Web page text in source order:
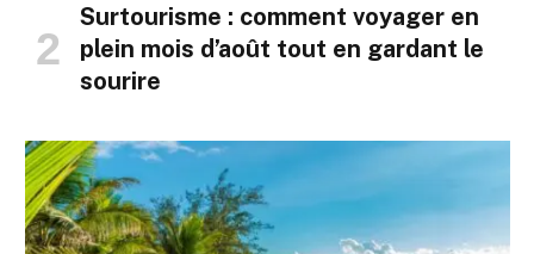
Surtourisme : comment voyager en
plein mois d’août tout en gardant le
sourire